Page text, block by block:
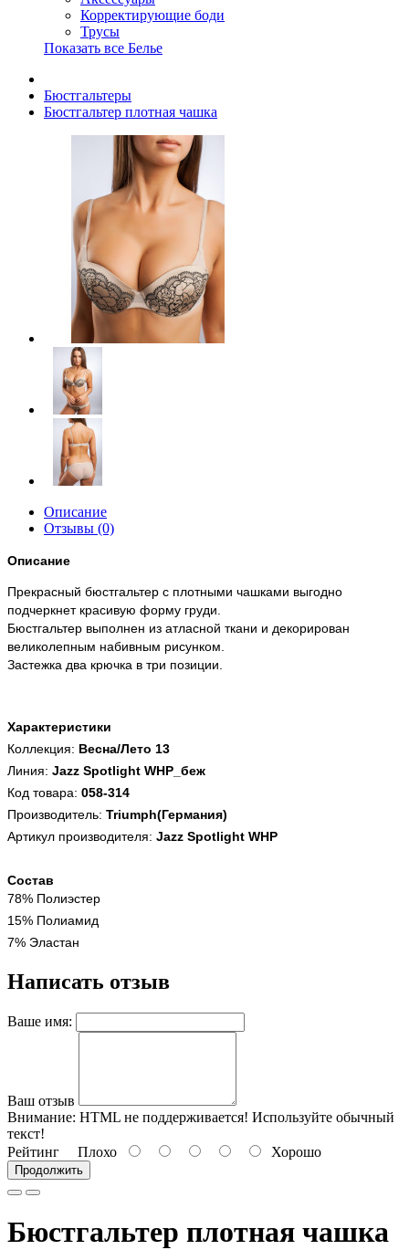
Корректирующие боди
Трусы
Показать все Белье
Бюстгальтеры
Бюстгальтер плотная чашка
Описание
Отзывы (0)
Описание
Прекрасный бюстгальтер с плотными чашками выгодно
подчеркнет красивую форму груди.
Бюстгальтер выполнен из атласной ткани и декорирован
великолепным набивным рисунком.
Застежка два крючка в три позиции.
Характеристики
Коллекция: Весна/Лето 13
Линия: Jazz Spotlight WHP_беж
Код товара: 058-314
Производитель: Triumph(Германия)
Артикул производителя: Jazz Spotlight WHP
Состав
78% Полиэстер
15% Полиамид
7% Эластан
Написать отзыв
Ваше имя:
Ваш отзыв
Внимание: HTML не поддерживается! Используйте обычный
текст!
Рейтинг Плохо Хорошо
Продолжить
Бюстгальтер плотная чашка